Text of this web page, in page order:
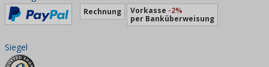
Rechnung Vorkasse -2%
per Banküberweisung
Siegel